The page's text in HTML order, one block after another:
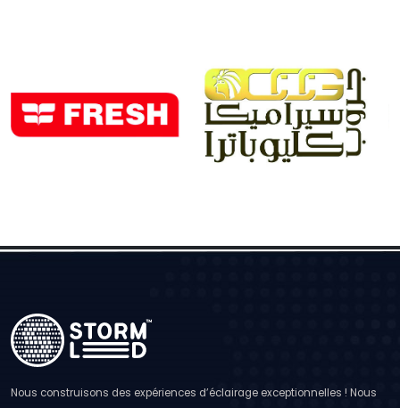
Nous construisons des expériences d’éclairage exceptionnelles ! Nous